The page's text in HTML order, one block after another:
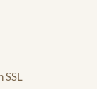
SSL